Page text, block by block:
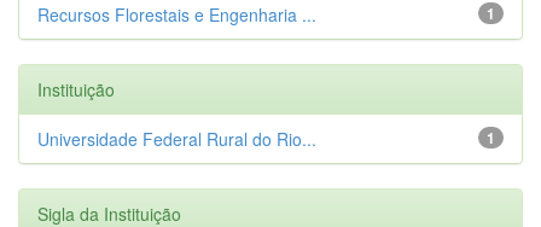
1
Recursos Florestais e Engenharia ...
Instituição
1
Universidade Federal Rural do Rio...
Sigla da Instituição